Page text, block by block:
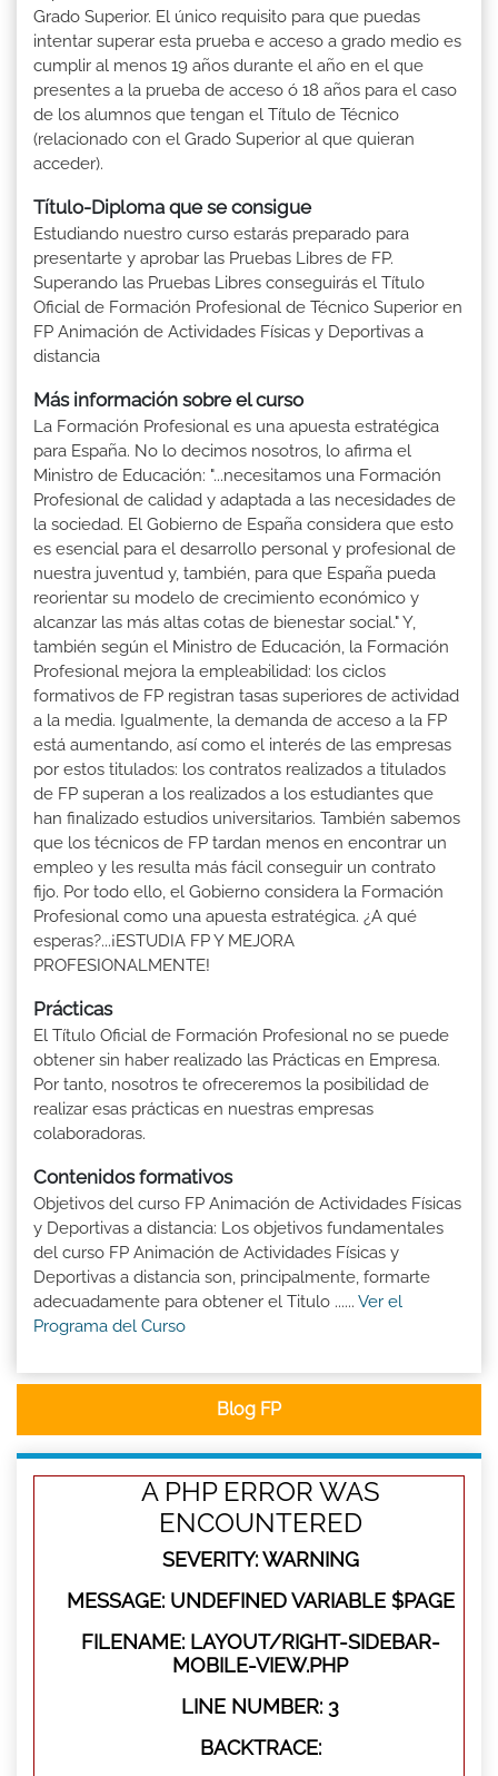
Grado Superior. El único requisito para que puedas
intentar superar esta prueba e acceso a grado medio es
cumplir al menos 19 años durante el año en el que
presentes a la prueba de acceso ó 18 años para el caso
de los alumnos que tengan el Título de Técnico
(relacionado con el Grado Superior al que quieran
acceder).
Título-Diploma que se consigue
Estudiando nuestro curso estarás preparado para
presentarte y aprobar las Pruebas Libres de FP.
Superando las Pruebas Libres conseguirás el Título
Oficial de Formación Profesional de Técnico Superior en
FP Animación de Actividades Físicas y Deportivas a
distancia
Más información sobre el curso
La Formación Profesional es una apuesta estratégica
para España. No lo decimos nosotros, lo afirma el
Ministro de Educación: "...necesitamos una Formación
Profesional de calidad y adaptada a las necesidades de
la sociedad. El Gobierno de España considera que esto
es esencial para el desarrollo personal y profesional de
nuestra juventud y, también, para que España pueda
reorientar su modelo de crecimiento económico y
alcanzar las más altas cotas de bienestar social." Y,
también según el Ministro de Educación, la Formación
Profesional mejora la empleabilidad: los ciclos
formativos de FP registran tasas superiores de actividad
a la media. Igualmente, la demanda de acceso a la FP
está aumentando, así como el interés de las empresas
por estos titulados: los contratos realizados a titulados
de FP superan a los realizados a los estudiantes que
han finalizado estudios universitarios. También sabemos
que los técnicos de FP tardan menos en encontrar un
empleo y les resulta más fácil conseguir un contrato
fijo. Por todo ello, el Gobierno considera la Formación
Profesional como una apuesta estratégica. ¿A qué
esperas?...¡ESTUDIA FP Y MEJORA
PROFESIONALMENTE!
Prácticas
El Título Oficial de Formación Profesional no se puede
obtener sin haber realizado las Prácticas en Empresa.
Por tanto, nosotros te ofreceremos la posibilidad de
realizar esas prácticas en nuestras empresas
colaboradoras.
Contenidos formativos
Objetivos del curso FP Animación de Actividades Físicas
y Deportivas a distancia: Los objetivos fundamentales
del curso FP Animación de Actividades Físicas y
Deportivas a distancia son, principalmente, formarte
adecuadamente para obtener el Titulo ...... Ver el
Programa del Curso
Blog FP
A PHP ERROR WAS
ENCOUNTERED
SEVERITY: WARNING
MESSAGE: UNDEFINED VARIABLE $PAGE
FILENAME: LAYOUT/RIGHT-SIDEBAR-
MOBILE-VIEW.PHP
LINE NUMBER: 3
BACKTRACE: